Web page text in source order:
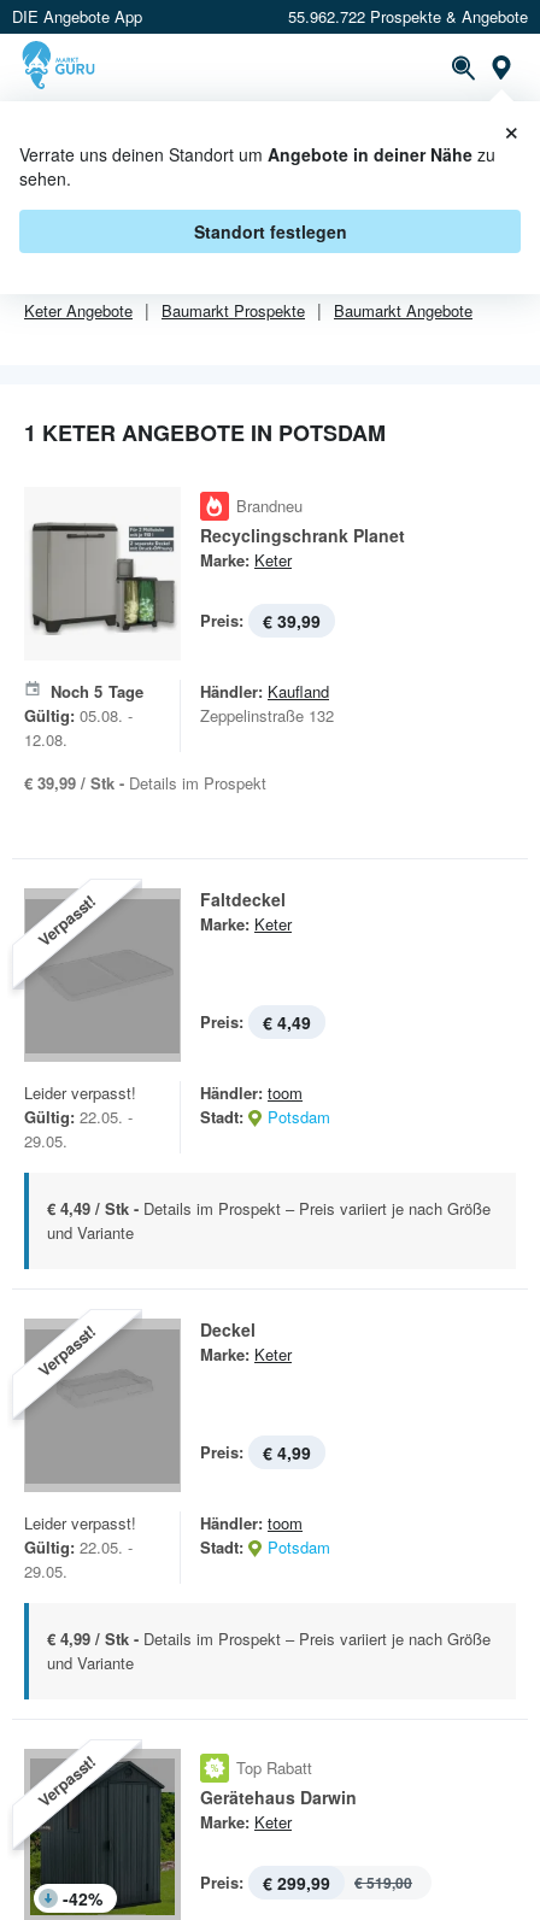
DIE Angebote App 55.962.722 Prospekte & Angebote
Verrate uns deinen Standort um Angebote in deiner Nähe zu
sehen.
Standort festlegen
×
KETER ANGEBOTE IN POTSDAM
VonKetergibt es aktuell1 Angebote in Potsdam.
KeterAngebote Baumarkt Prospekte Baumarkt Angebote
1 KETER ANGEBOTE IN POTSDAM
Brandneu
Recyclingschrank Planet
Marke: Keter
Preis: € 39,99
Noch 5 Tage
Gültig: 05.08. -
12.08.
Händler: Kaufland
Zeppelinstraße 132
€ 39,99 / Stk - Details im Prospekt
Verpasst! Faltdeckel
Marke: Keter
Preis: € 4,49
Leider verpasst!
Gültig: 22.05. -
29.05.
Händler: toom
Stadt:
Potsdam
€ 4,49 / Stk - Details im Prospekt – Preis variiert je nach Größe
und Variante
Verpasst! Deckel
Marke: Keter
Preis: € 4,99
Leider verpasst!
Gültig: 22.05. -
29.05.
Händler: toom
Stadt:
Potsdam
€ 4,99 / Stk - Details im Prospekt – Preis variiert je nach Größe
und Variante
Verpasst!
-42%
Top Rabatt
Gerätehaus Darwin
Marke: Keter
Preis: € 299,99 € 519,00